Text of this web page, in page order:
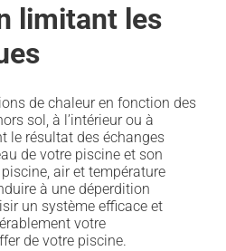
limitant les
de chaleur en fonction des
sol, à l’intérieur ou à
le résultat des échanges
de votre piscine et son
air et température
à une déperdition
un système efficace et
votre
de votre piscine.